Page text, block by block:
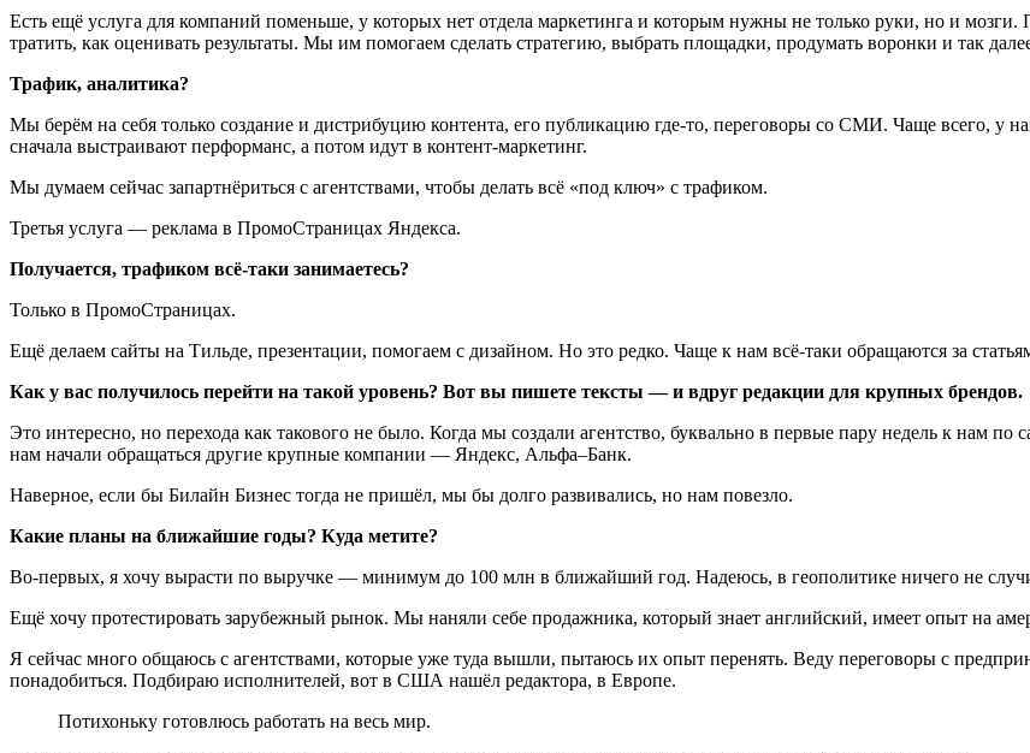
Есть ещё услуга для компаний поменьше, у которых нет отдела маркетинга и которым нужны не только руки, но и мозги.
тратить, как оценивать результаты. Мы им помогаем сделать стратегию, выбрать площадки, продумать воронки и так
Трафик, аналитика?
Мы берём на себя только создание и дистрибуцию контента, его публикацию где-то, переговоры со СМИ. Чаще всего, у
сначала выстраивают перформанс, а потом идут в контент-маркетинг.
Мы думаем сейчас запартнёриться с агентствами, чтобы делать всё «под ключ» с трафиком.
Третья услуга — реклама в ПромоСтраницах Яндекса.
Получается, трафиком всё-таки занимаетесь?
Только в ПромоСтраницах.
Ещё делаем сайты на Тильде, презентации, помогаем с дизайном. Но это редко. Чаще к нам всё-таки обращаются за
Как у вас получилось перейти на такой уровень? Вот вы пишете тексты — и вдруг редакции для крупных брендов.
Это интересно, но перехода как такового не было. Когда мы создали агентство, буквально в первые пару недель к нам
нам начали обращаться другие крупные компании — Яндекс, Альфа–Банк.
Наверное, если бы Билайн Бизнес тогда не пришёл, мы бы долго развивались, но нам повезло.
Какие планы на ближайшие годы? Куда метите?
Во-первых, я хочу вырасти по выручке — минимум до 100 млн в ближайший год. Надеюсь, в геополитике ничего не
Ещё хочу протестировать зарубежный рынок. Мы наняли себе продажника, который знает английский, имеет опыт на
Я сейчас много общаюсь с агентствами, которые уже туда вышли, пытаюсь их опыт перенять. Веду переговоры с
понадобиться. Подбираю исполнителей, вот в США нашёл редактора, в Европе.
Потихоньку готовлюсь работать на весь мир.